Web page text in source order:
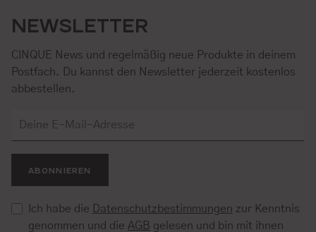
NEWSLETTER
CINQUE News und regelmäßig neue Produkte in deinem
Postfach. Du kannst den Newsletter jederzeit kostenlos
abbestellen.
ABONNIEREN
Ich habe die Datenschutzbestimmungen zur Kenntnis
genommen und die AGB gelesen und bin mit ihnen